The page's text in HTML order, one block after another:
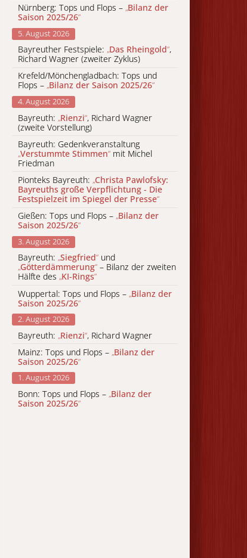
Nürnberg: Tops und Flops – „Bilanz der
Saison 2025/26“
5. August 2026
Bayreuther Festspiele: „Das Rheingold“,
Richard Wagner (zweiter Zyklus)
Krefeld/Mönchengladbach: Tops und
Flops – „Bilanz der Saison 2025/26“
4. August 2026
Bayreuth: „Rienzi“, Richard Wagner
(zweite Vorstellung)
Bayreuth: Gedenkveranstaltung
„Verstummte Stimmen“ mit Michel
Friedman
Pionteks Bayreuth: „Christa Pawlofsky:
Bayreuths große Verpflichtung - Die
Festspielzeit im Spiegel der Presse“
Gießen: Tops und Flops – „Bilanz der
Saison 2025/26“
3. August 2026
Bayreuth: „Siegfried“ und
„Götterdämmerung“ – Bilanz der zweiten
Hälfte des „KI-Rings“
Wuppertal: Tops und Flops – „Bilanz der
Saison 2025/26“
2. August 2026
Bayreuth: „Rienzi“, Richard Wagner
Mainz: Tops und Flops – „Bilanz der
Saison 2025/26“
1. August 2026
Bonn: Tops und Flops – „Bilanz der
Saison 2025/26“